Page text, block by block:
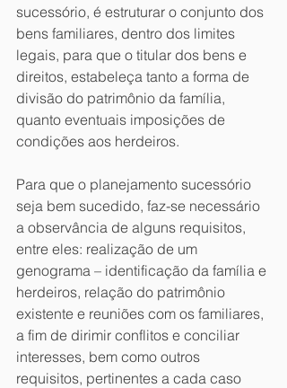
sucessório, é estruturar o conjunto dos
bens familiares, dentro dos limites
legais, para que o titular dos bens e
direitos, estabeleça tanto a forma de
divisão do patrimônio da família,
quanto eventuais imposições de
condições aos herdeiros.
Para que o planejamento sucessório
seja bem sucedido, faz-se necessário
a observância de alguns requisitos,
entre eles: realização de um
genograma – identificação da família e
herdeiros, relação do patrimônio
existente e reuniões com os familiares,
a fim de dirimir conflitos e conciliar
interesses, bem como outros
requisitos, pertinentes a cada caso